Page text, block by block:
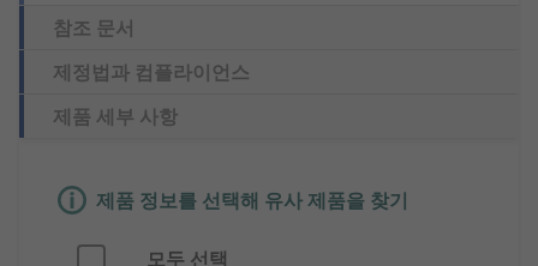
참조 문서
제정법과 컴플라이언스
제품 세부 사항
제품 정보를 선택해 유사 제품을 찾기
모두 선택